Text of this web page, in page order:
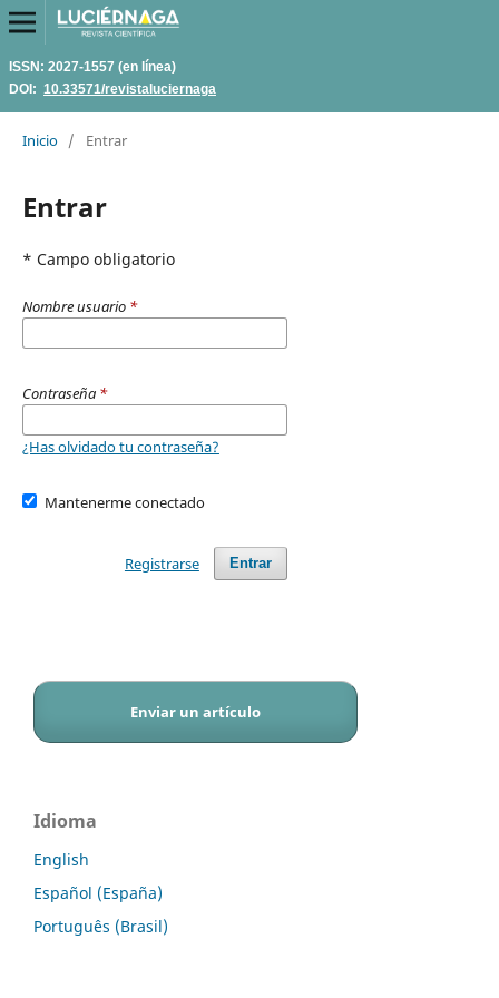
ISSN: 2027-1557 (en línea)
DOI: 10.33571/revistaluciernaga
Inicio / Entrar
Entrar
* Campo obligatorio
Nombre usuario *
Contraseña *
¿Has olvidado tu contraseña?
Mantenerme conectado
Entrar
Registrarse
Enviar un artículo
Idioma
English
Español (España)
Português (Brasil)